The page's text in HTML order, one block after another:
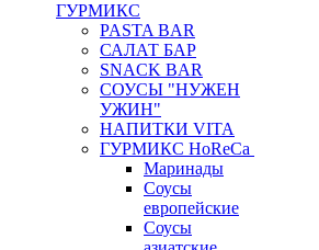
ГУРМИКС
PASTA BAR
САЛАТ БАР
SNACK BAR
СОУСЫ "НУЖЕН
УЖИН"
НАПИТКИ VITA
ГУРМИКС HoReCa
Маринады
Соусы
европейские
Соуcы